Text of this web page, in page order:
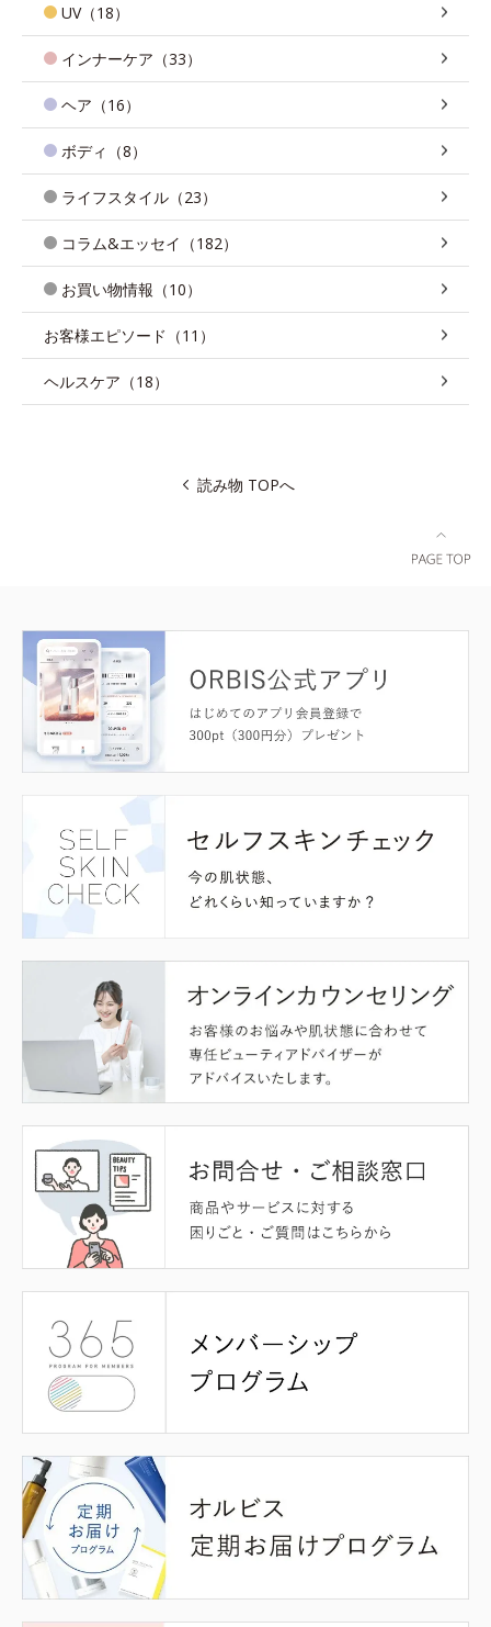
UV（18）
インナーケア（33）
ヘア（16）
ボディ（8）
ライフスタイル（23）
コラム&エッセイ（182）
お買い物情報（10）
お客様エピソード（11）
ヘルスケア（18）
読み物 TOPへ